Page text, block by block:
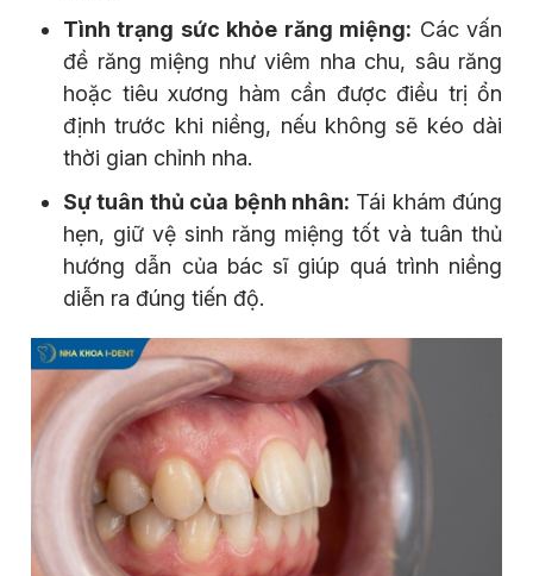
Tình trạng sức khỏe răng miệng: Các vấn
đề răng miệng như viêm nha chu, sâu răng
hoặc tiêu xương hàm cần được điều trị ổn
định trước khi niềng, nếu không sẽ kéo dài
thời gian chỉnh nha.
Sự tuân thủ của bệnh nhân: Tái khám đúng
hẹn, giữ vệ sinh răng miệng tốt và tuân thủ
hướng dẫn của bác sĩ giúp quá trình niềng
diễn ra đúng tiến độ.